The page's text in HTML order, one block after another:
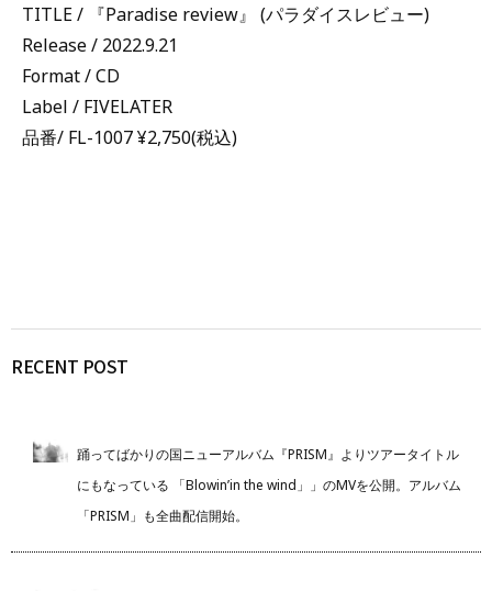
TITLE / 『Paradise review』 (パラダイスレビュー)
Release / 2022.9.21
Format / CD
Label / FIVELATER
品番/ FL-1007 ¥2,750(税込)
RECENT POST
踊ってばかりの国ニューアルバム『PRISM』よりツアータイトル
にもなっている 「Blowin’in the wind」」のMVを公開。アルバム
「PRISM」も全曲配信開始。